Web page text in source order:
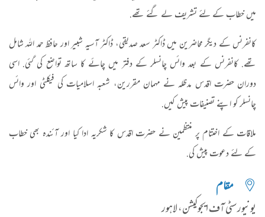
میں خطاب کے لئے تشریف لے گئے تھے.
کانفرنس کے دیگر محاضرین میں ڈاکٹر سعد صدیقی، ڈاکٹر آسیہ شبیر اور حافظ حمد اللہ شامل
تھے. کانفرنس کے بعد وائس چانسلر کے دفتر میں چائے کا ساتھ تواضع کی گئی. اسی
دوران حضرت اقدس مدظلہ نے مہمان مقررین، شعبہ اسلامیات کی فیکلٹی اور وائس
چانسلر کو اپنے تصنیفات پیش کیں.
ملاقات کے اختتام پر منتظمین نے حضرت اقدس کا شکریہ ادا کیا اور آئندہ بھی خطاب
کے لئے دعوت پیش کی.
مقام
یونیورسٹی آف ایجوکیشن، لاہور